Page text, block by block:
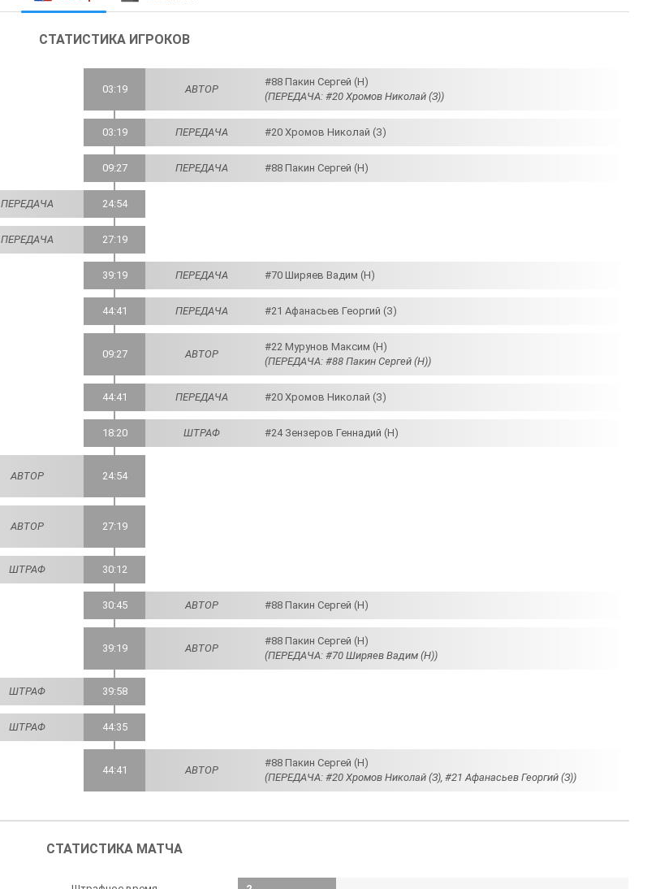
СТАТИСТИКА ИГРОКОВ
03:19 АВТОР
#88 Пакин Сергей (Н)
(ПЕРЕДАЧА: #20 Хромов Николай (З))
03:19 ПЕРЕДАЧА #20 Хромов Николай (З)
09:27 ПЕРЕДАЧА #88 Пакин Сергей (Н)
ПЕРЕДАЧА 24:54
ПЕРЕДАЧА 27:19
39:19 ПЕРЕДАЧА #70 Ширяев Вадим (Н)
44:41 ПЕРЕДАЧА #21 Афанасьев Георгий (З)
09:27 АВТОР
#22 Мурунов Максим (Н)
(ПЕРЕДАЧА: #88 Пакин Сергей (Н))
44:41 ПЕРЕДАЧА #20 Хромов Николай (З)
18:20 ШТРАФ #24 Зензеров Геннадий (Н)
АВТОР 24:54
АВТОР 27:19
ШТРАФ 30:12
30:45 АВТОР #88 Пакин Сергей (Н)
39:19 АВТОР
#88 Пакин Сергей (Н)
(ПЕРЕДАЧА: #70 Ширяев Вадим (Н))
ШТРАФ 39:58
ШТРАФ 44:35
44:41 АВТОР
#88 Пакин Сергей (Н)
(ПЕРЕДАЧА: #20 Хромов Николай (З), #21 Афанасьев Георгий (З))
СТАТИСТИКА МАТЧА